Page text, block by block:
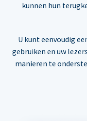
kunnen hun
U kunt eenvoudig
gebruiken en uw
manieren te